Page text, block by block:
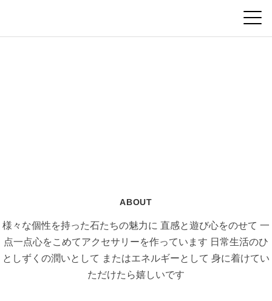
ABOUT
様々な個性を持った石たちの魅力に 直感と遊び心をのせて 一
点一点心をこめてアクセサリーを作っています 日常生活のひ
としずくの潤いとして またはエネルギーとして 身に着けてい
ただけたら嬉しいです